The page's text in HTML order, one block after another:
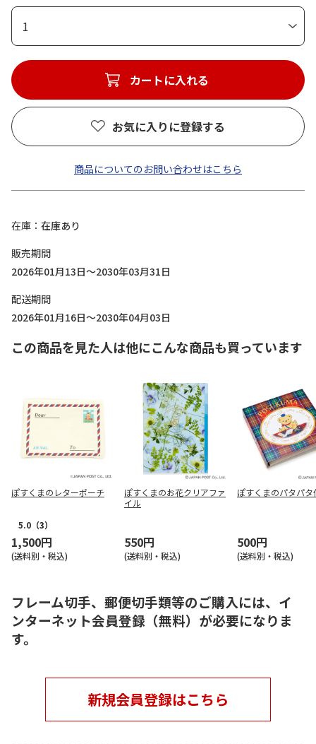
1
カートに入れる
お気に入りに登録する
商品についてのお問い合わせはこちら
在庫
在庫あり
販売期間
2026年01月13日～2030年03月31日
配送期間
2026年01月16日～2030年04月03日
この商品を見た人は他にこんな商品も買っています
ぽすくまのレターポーチ
5.0 （3）
1,500円
(送料別・税込)
ぽすくまのお花クリアファ
イル
550円
(送料別・税込)
ぽすくまのパタパタ
500円
(送料別・税込)
フレーム切手、郵便切手類等のご購入には、イ
ンターネット会員登録（無料）が必要になりま
す。
新規会員登録はこちら